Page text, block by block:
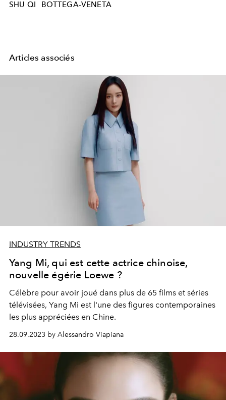
SHU QI BOTTEGA-VENETA
Articles associés
INDUSTRY TRENDS
Yang Mi, qui est cette actrice chinoise,
nouvelle égérie Loewe ?
Célèbre pour avoir joué dans plus de 65 films et séries
télévisées, Yang Mi est l'une des figures contemporaines
les plus appréciées en Chine.
28.09.2023 by Alessandro Viapiana